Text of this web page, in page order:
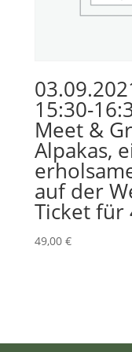
15:30-
Meet &
Alpakas,
auf der
Ticket für
49,00 €